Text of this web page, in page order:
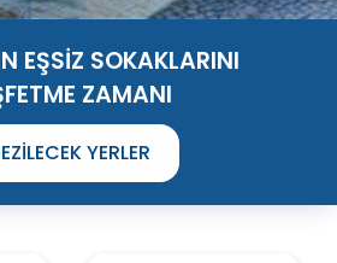
EŞSİZ SOKAKLARINI
ZAMANI
YERLER